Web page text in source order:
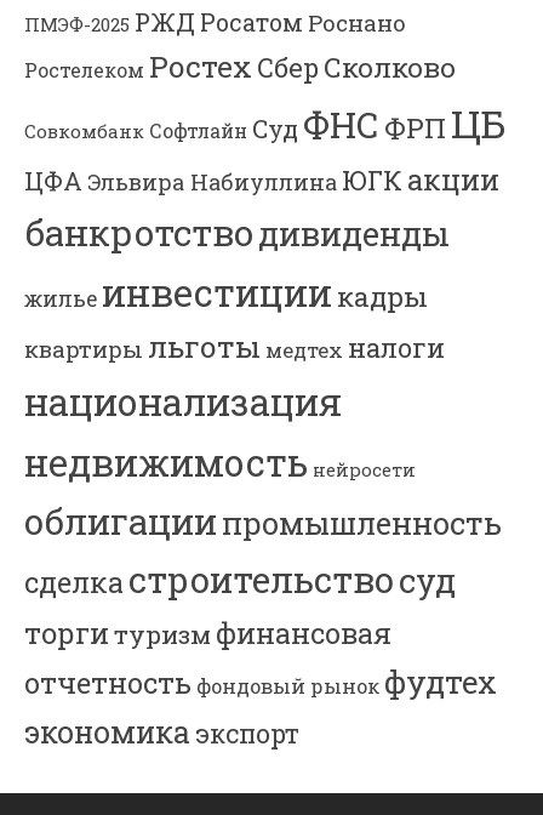
ПМЭФ-2025 РЖД Росатом Роснано
Ростелеком Ростех Сбер Сколково
Совкомбанк Софтлайн Суд ФНС ФРП ЦБ
ЦФА Эльвира Набиуллина ЮГК акции
банкротстводивиденды
жилье инвестиции кадры
квартиры льготы медтех налоги
национализация
недвижимость нейросети
облигациипромышленность
сделкастроительствосуд
торгитуризм финансовая
отчетность фондовый рынок фудтех
экономика экспорт